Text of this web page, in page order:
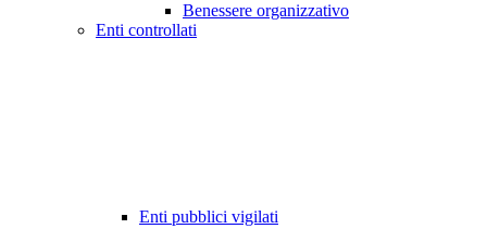
Benessere organizzativo
Enti controllati
Enti pubblici vigilati